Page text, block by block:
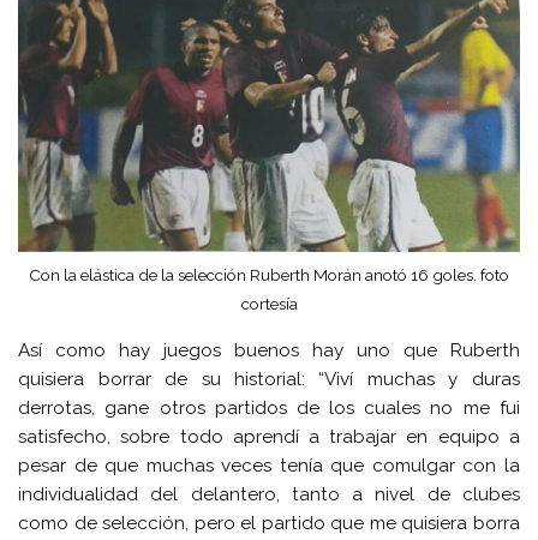
Con la elástica de la selección Ruberth Morán anotó 16 goles. foto
cortesía
Así como hay juegos buenos hay uno que Ruberth
quisiera borrar de su historial: “Viví muchas y duras
derrotas, gane otros partidos de los cuales no me fui
satisfecho, sobre todo aprendí a trabajar en equipo a
pesar de que muchas veces tenía que comulgar con la
individualidad del delantero, tanto a nivel de clubes
como de selección, pero el partido que me quisiera borra